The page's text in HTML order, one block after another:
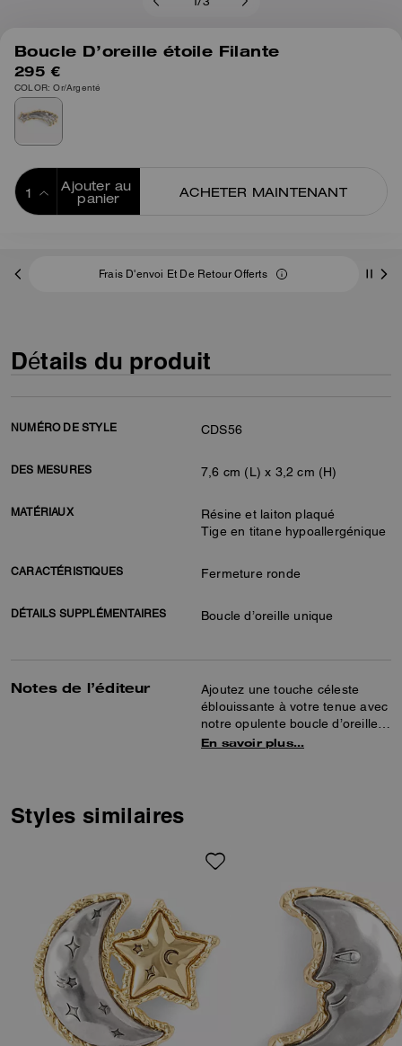
/3
Boucle D’oreille étoile Filante
295 €
COLOR: Or/Argenté
Ajouter au
panier
ACHETER MAINTENANT
Frais D'envoi Et De Retour Offerts
Détails du produit
NUMÉRO DE STYLE CDS56
DES MESURES 7,6 cm (L) x 3,2 cm (H)
MATÉRIAUX
Résine et laiton plaqué
Tige en titane hypoallergénique
CARACTÉRISTIQUES Fermeture ronde
DÉTAILS SUPPLÉMENTAIRES Boucle d’oreille unique
Notes de l’éditeur
Ajoutez une touche céleste
éblouissante à votre tenue avec
notre opulente boucle d’oreille
d’inspiration classique. Ce
En savoir plus…
Styles similaires